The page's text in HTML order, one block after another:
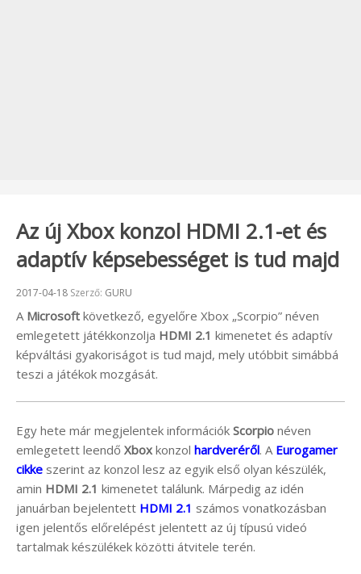
Az új Xbox konzol HDMI 2.1-et és
adaptív képsebességet is tud majd
Beküldve:
2017-04-18 Szerző: GURU
A Microsoft következő, egyelőre Xbox „Scorpio” néven
emlegetett játékkonzolja HDMI 2.1 kimenetet és adaptív
képváltási gyakoriságot is tud majd, mely utóbbit simábbá
teszi a játékok mozgását.
Egy hete már megjelentek információk Scorpio néven
emlegetett leendő Xbox konzol hardveréről. A Eurogamer
cikke szerint az konzol lesz az egyik első olyan készülék,
amin HDMI 2.1 kimenetet találunk. Márpedig az idén
januárban bejelentett HDMI 2.1 számos vonatkozásban
igen jelentős előrelépést jelentett az új típusú videó
tartalmak készülékek közötti átvitele terén.